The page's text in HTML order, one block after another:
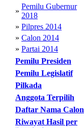
»
Pemilu Gubernur
2018
» Pilpres 2014
» Calon 2014
» Partai 2014
Pemilu Presiden
Pemilu Legislatif
Pilkada
Anggota Terpilih
Daftar Nama Calon
Riwayat Hasil per